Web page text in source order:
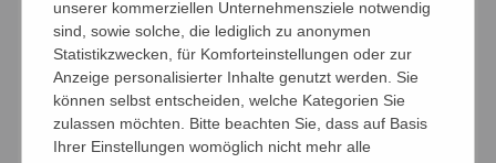
Namen der Personen (Vor- und Nachname)
unserer kommerziellen Unternehmensziele notwendig
sind, sowie solche, die lediglich zu anonymen
Statistikzwecken, für Komforteinstellungen oder zur
Anzeige personalisierter Inhalte genutzt werden. Sie
können selbst entscheiden, welche Kategorien Sie
zulassen möchten. Bitte beachten Sie, dass auf Basis
Ihrer Einstellungen womöglich nicht mehr alle